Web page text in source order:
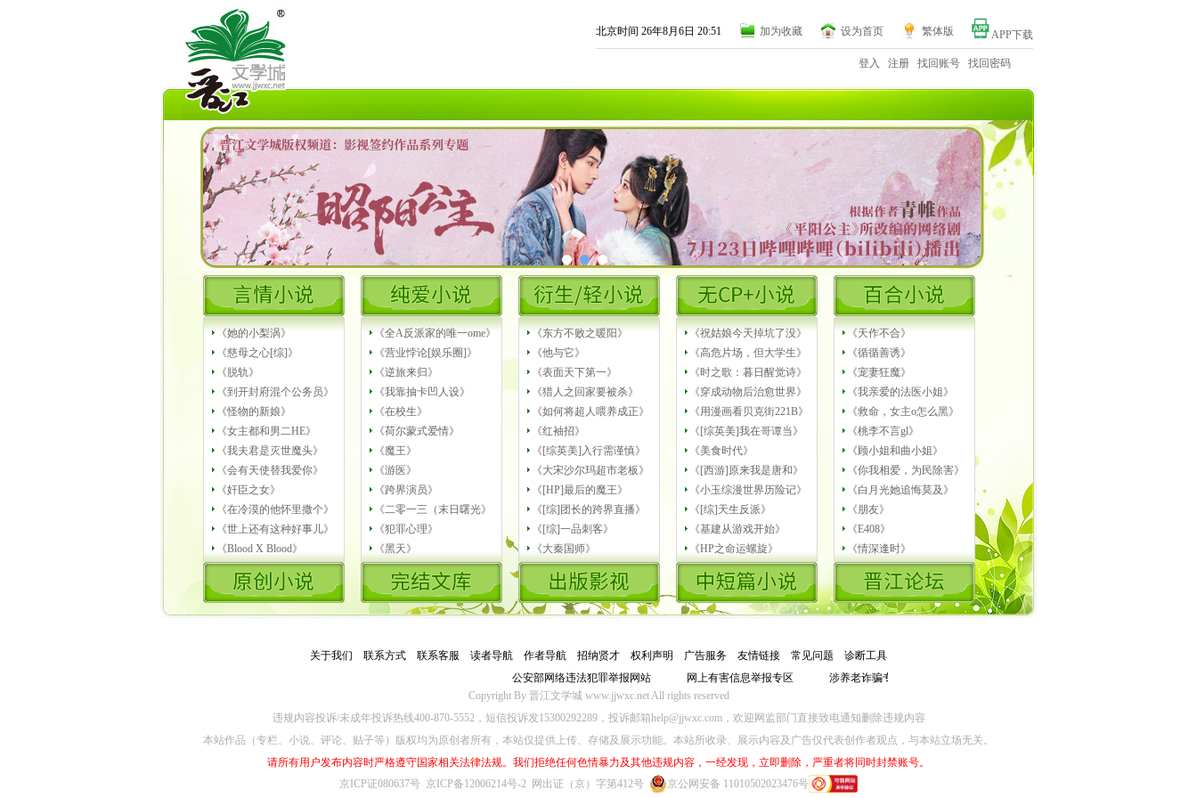
北京时间 26年8月6日 20:51 加为收藏 设为首页 繁体版 APP下载
登入 注册 找回账号 找回密码
《她的小梨涡》
《慈母之心[综]》
《脱轨》
《到开封府混个公务员》
《怪物的新娘》
《女主都和男二HE》
《我夫君是灭世魔头》
《会有天使替我爱你》
《奸臣之女》
《在冷漠的他怀里撒个》
《世上还有这种好事儿》
《Blood X Blood》
《全A反派家的唯一ome》
《营业悖论[娱乐圈]》
《逆旅来归》
《我靠抽卡凹人设》
《在校生》
《荷尔蒙式爱情》
《魔王》
《游医》
《跨界演员》
《二零一三（末日曙光》
《犯罪心理》
《黑天》
《东方不败之暖阳》
《他与它》
《表面天下第一》
《猎人之回家要被杀》
《如何将超人喂养成正》
《红袖招》
《[综英美]入行需谨慎》
《大宋沙尔玛超市老板》
《[HP]最后的魔王》
《[综]团长的跨界直播》
《[综]一品刺客》
《大秦国师》
《祝姑娘今天掉坑了没》
《高危片场，但大学生》
《时之歌：暮日醒觉诗》
《穿成动物后治愈世界》
《用漫画看贝克街221B》
《[综英美]我在哥谭当》
《美食时代》
《[西游]原来我是唐和》
《小玉综漫世界历险记》
《[综]天生反派》
《基建从游戏开始》
《HP之命运螺旋》
《天作不合》
《循循善诱》
《宠妻狂魔》
《我亲爱的法医小姐》
《救命，女主o怎么黑》
《桃李不言gl》
《顾小姐和曲小姐》
《你我相爱，为民除害》
《白月光她追悔莫及》
《朋友》
《E408》
《情深逢时》
关于我们 联系方式 联系客服 读者导航 作者导航 招纳贤才 权利声明 广告服务 友情链接 常见问题
诊断工具
公安部网络违法犯罪举报网站
网上有害信息举报专区 涉养老诈骗专项举报：help@jjwxc.com/4008705552
Copyright By 晋江文学城 www.jjwxc.net All rights reserved
违规内容投诉/未成年投诉热线400-870-5552，短信投诉发15300292289，投诉邮箱help@jjwxc.com，欢迎网监部门直接致电通知删除违规内容
本站作品（专栏、小说、评论、贴子等）版权均为原创者所有，本站仅提供上传、存储及展示功能。本站所收录、展示内容及广告仅代表创作者观点，与本站立场无关。
请所有用户发布内容时严格遵守国家相关法律法规。我们拒绝任何色情暴力及其他违规内容，一经发现，立即删除，严重者将同时封禁账号。
京ICP证080637号 京ICP备12006214号-2 网出证（京）字第412号 京公网安备 11010502023476号